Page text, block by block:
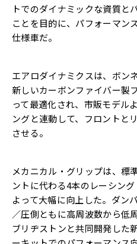
トでのダイナミックな資質と
ことを目的に、パフォーマン
仕様車だ。
エアロダイナミクスは、ボン
新しいカーボンファイバー製
って最適化され、市販モデル
ングと連動して、フロントと
させる。
メカニカル・グリップは、標
ントに代わる4本のレーシン
よって大幅に向上した。ダン
／圧側ともに高周波数から低
ブリヂストンと共同開発した